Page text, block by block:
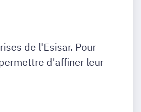
de l'Esisar. Pour
d'affiner leur